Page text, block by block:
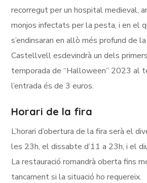
recorregut per un hospital medieval,
monjos infectats per la pesta, i en el
s’endinsaran en allò més profund de
Castellvell esdevindrà un dels
temporada de “Halloween” 2023 al
l’entrada és de 3 euros.
Horari de la fira
L’horari d’obertura de la fira serà el
les 23h, el dissabte d’11 a 23h, i el
La restauració romandrà oberta fins
tancament si la situació ho requereix.